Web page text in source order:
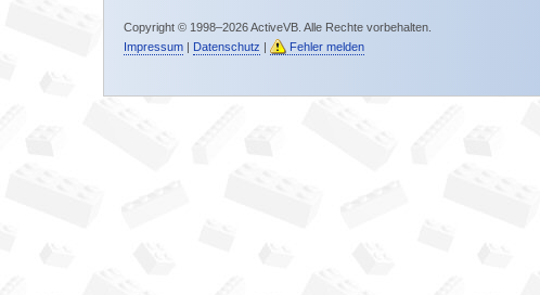
Copyright © 1998–2026 ActiveVB. Alle Rechte vorbehalten.
Impressum| Datenschutz Fehler melden